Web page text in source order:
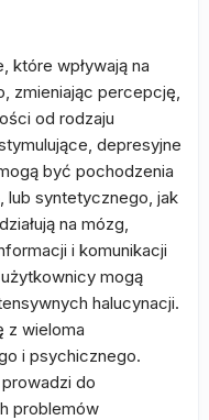
które wpływają na
zmieniając percepcję,
od rodzaju
depresyjne
być pochodzenia
lub syntetycznego, jak
na mózg,
i komunikacji
mogą
halucynacji.
z wieloma
i psychicznego.
do
problemów